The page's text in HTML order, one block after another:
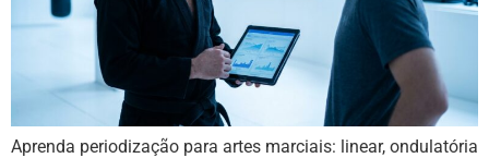
Aprenda periodização para artes marciais: linear, ondulatória